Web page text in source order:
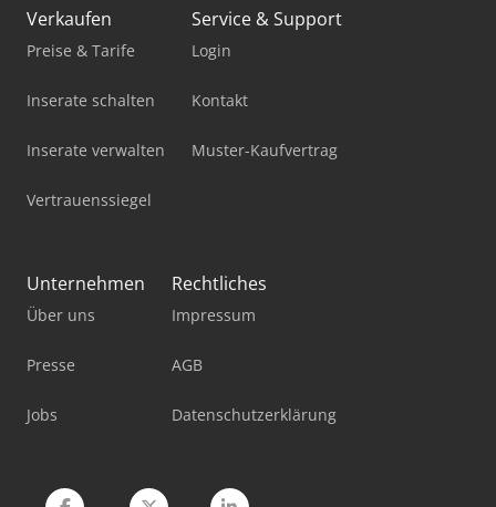
Verkaufen
Preise & Tarife
Inserate schalten
Inserate verwalten
Vertrauenssiegel
Service & Support
Login
Kontakt
Muster-Kaufvertrag
Unternehmen
Über uns
Presse
Jobs
Rechtliches
Impressum
AGB
Datenschutzerklärung